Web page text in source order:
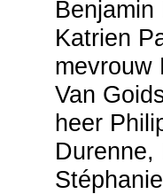
Katrien
mevrouw
Van
heer
Durenne,